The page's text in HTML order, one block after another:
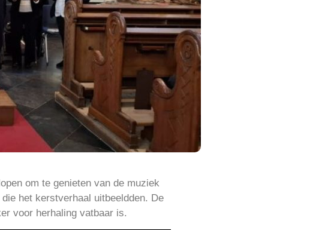
om te genieten van de muziek
het kerstverhaal uitbeeldden. De
voor herhaling vatbaar is.